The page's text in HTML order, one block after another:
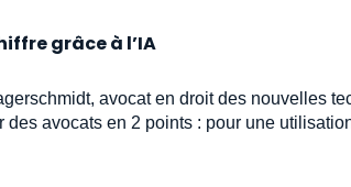
grâce à l’IA
avocat en droit des nouvelles
avocats en 2 points : pour une